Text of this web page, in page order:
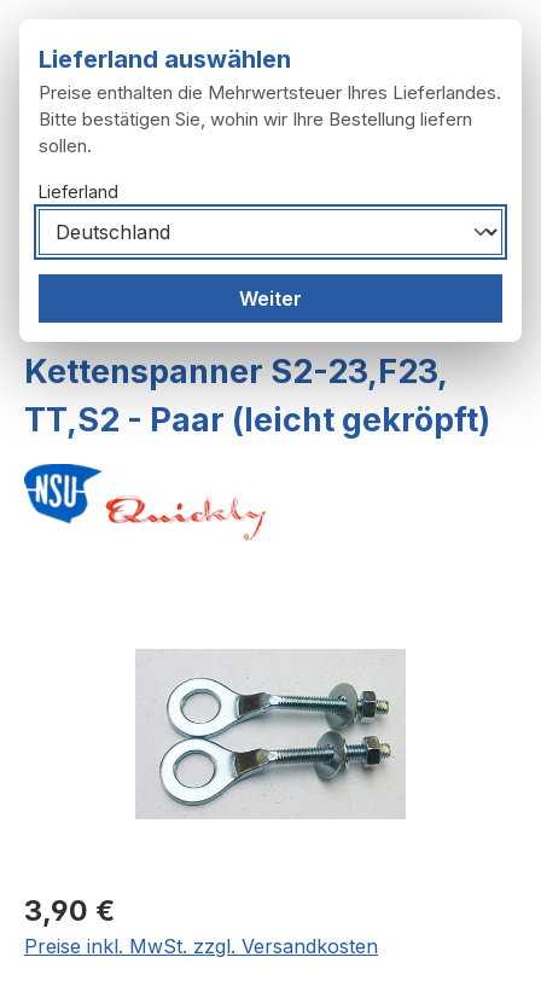
Räder
Kettenspanner S2-23,F23,
TT,S2 - Paar (leicht gekröpft)
Regulärer Preis:
3,90 €
Preise inkl. MwSt. zzgl. Versandkosten
Lieferland auswählen
Preise enthalten die Mehrwertsteuer Ihres Lieferlandes.
Bitte bestätigen Sie, wohin wir Ihre Bestellung liefern
sollen.
Lieferland
Weiter